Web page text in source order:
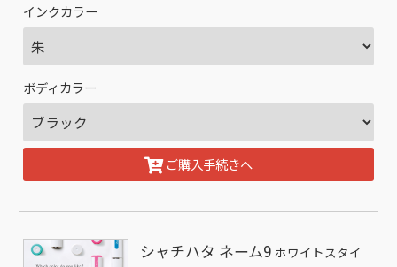
インクカラー
ボディカラー
ご購入手続きへ
シャチハタ ネーム9 ホワイトスタイ